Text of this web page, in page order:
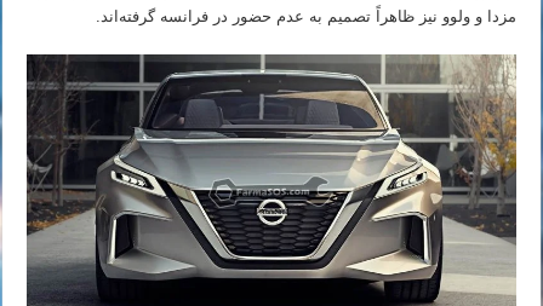
مزدا و ولوو نیز ظاهراً تصمیم به عدم حضور در فرانسه گرفته‌اند.